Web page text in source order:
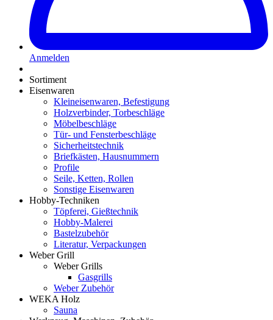
Anmelden
Sortiment
Eisenwaren
Kleineisenwaren, Befestigung
Holzverbinder, Torbeschläge
Möbelbeschläge
Tür- und Fensterbeschläge
Sicherheitstechnik
Briefkästen, Hausnummern
Profile
Seile, Ketten, Rollen
Sonstige Eisenwaren
Hobby-Techniken
Töpferei, Gießtechnik
Hobby-Malerei
Bastelzubehör
Literatur, Verpackungen
Weber Grill
Weber Grills
Gasgrills
Weber Zubehör
WEKA Holz
Sauna